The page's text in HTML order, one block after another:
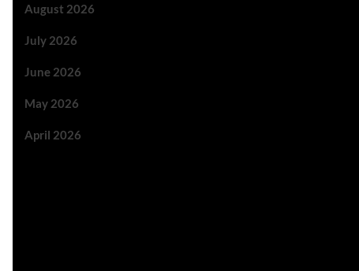
August 2026
July 2026
June 2026
May 2026
April 2026